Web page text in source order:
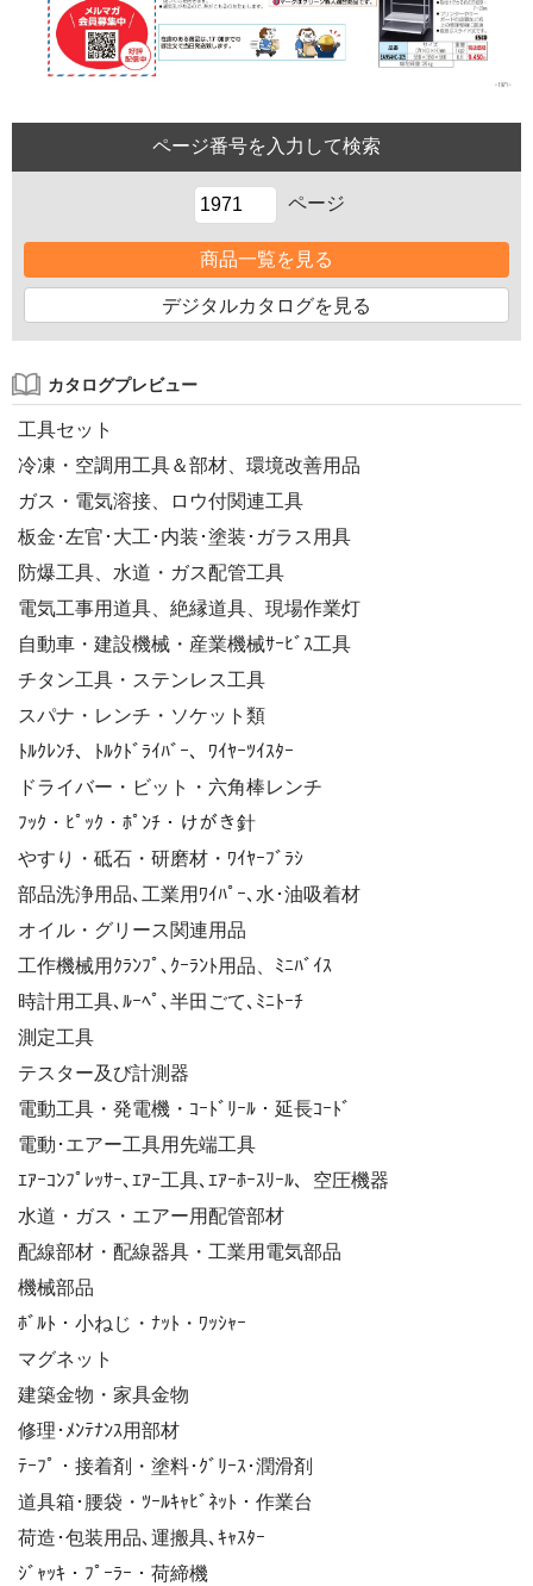
ページ
商品一覧を見る
デジタルカタログを見る
カタログプレビュー
工具セット
冷凍・空調用工具＆部材、環境改善用品
ガス・電気溶接、ロウ付関連工具
板金･左官･大工･内装･塗装･ガラス用具
防爆工具、水道・ガス配管工具
電気工事用道具、絶縁道具、現場作業灯
自動車・建設機械・産業機械ｻｰﾋﾞｽ工具
チタン工具・ステンレス工具
スパナ・レンチ・ソケット類
ﾄﾙｸﾚﾝﾁ、ﾄﾙｸﾄﾞﾗｲﾊﾞｰ、ﾜｲﾔｰﾂｲｽﾀｰ
ドライバー・ビット・六角棒レンチ
ﾌｯｸ・ﾋﾟｯｸ・ﾎﾟﾝﾁ・けがき針
やすり・砥石・研磨材・ﾜｲﾔｰﾌﾞﾗｼ
部品洗浄用品､工業用ﾜｲﾊﾟｰ､水･油吸着材
オイル・グリース関連用品
工作機械用ｸﾗﾝﾌﾟ､ｸｰﾗﾝﾄ用品、ﾐﾆﾊﾞｲｽ
時計用工具､ﾙｰﾍﾟ､半田ごて､ﾐﾆﾄｰﾁ
測定工具
テスター及び計測器
電動工具・発電機・ｺｰﾄﾞﾘｰﾙ・延長ｺｰﾄﾞ
電動･エアー工具用先端工具
ｴｱｰｺﾝﾌﾟﾚｯｻｰ､ｴｱｰ工具､ｴｱｰﾎｰｽﾘｰﾙ、空圧機器
水道・ガス・エアー用配管部材
配線部材・配線器具・工業用電気部品
機械部品
ﾎﾞﾙﾄ・小ねじ・ﾅｯﾄ・ﾜｯｼｬｰ
マグネット
建築金物・家具金物
修理･ﾒﾝﾃﾅﾝｽ用部材
ﾃｰﾌﾟ・接着剤・塗料･ｸﾞﾘｰｽ･潤滑剤
道具箱･腰袋・ﾂｰﾙｷｬﾋﾞﾈｯﾄ・作業台
荷造･包装用品､運搬具､ｷｬｽﾀｰ
ｼﾞｬｯｷ・ﾌﾟｰﾗｰ・荷締機